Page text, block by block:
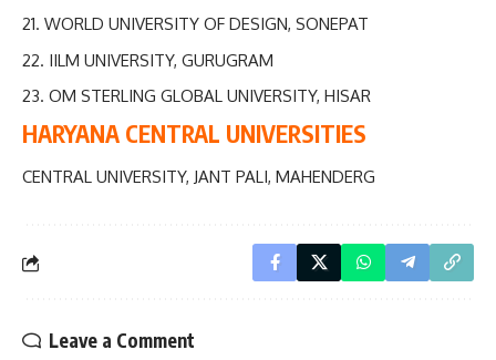
WORLD UNIVERSITY OF DESIGN, SONEPAT
IILM UNIVERSITY, GURUGRAM
OM STERLING GLOBAL UNIVERSITY, HISAR
HARYANA CENTRAL UNIVERSITIES
CENTRAL UNIVERSITY, JANT PALI, MAHENDERG
Leave a Comment